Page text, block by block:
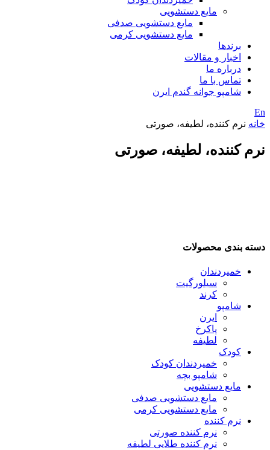
مایع دستشویی
مایع دستشویی صدفی
مایع دستشویی کرمی
برندها
اخبار و مقالات
درباره ما
تماس با ما
شامپو جوانه گندم ایرن
En
خانه نرم کننده، لطیفه، صورتی
نرم کننده، لطیفه، صورتی
دسته بندی محصولات
خمیردندان
سیلورگیت
کرند
شامپو
ایرن
پاکرخ
لطیفه
کودک
خمیردندان کودک
شامپو بچه
مایع دستشویی
مایع دستشویی صدفی
مایع دستشویی کرمی
نرم کننده
نرم کننده صورتی
نرم کننده طلایی لطیفه